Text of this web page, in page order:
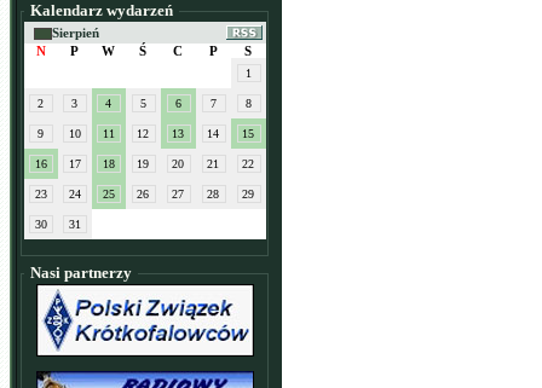
Kalendarz wydarzeń
Sierpień
N
P W Ś C P S
1
2 3 4 5 6 7 8
9 10 11 12 13 14 15
16 17 18 19 20 21 22
23 24 25 26 27 28 29
30 31
Nasi partnerzy